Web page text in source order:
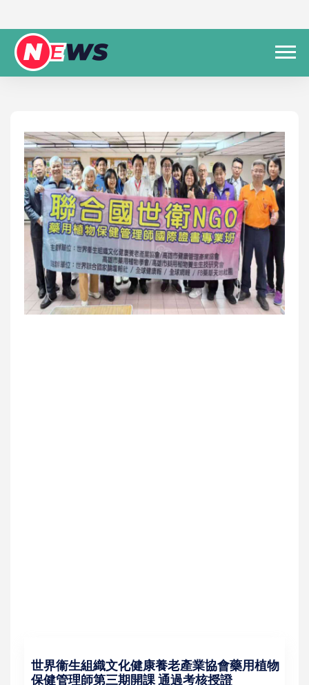
世界衞生組織文化健康養老產業協會藥用植物
保健管理師第三期開課 通過考核授證